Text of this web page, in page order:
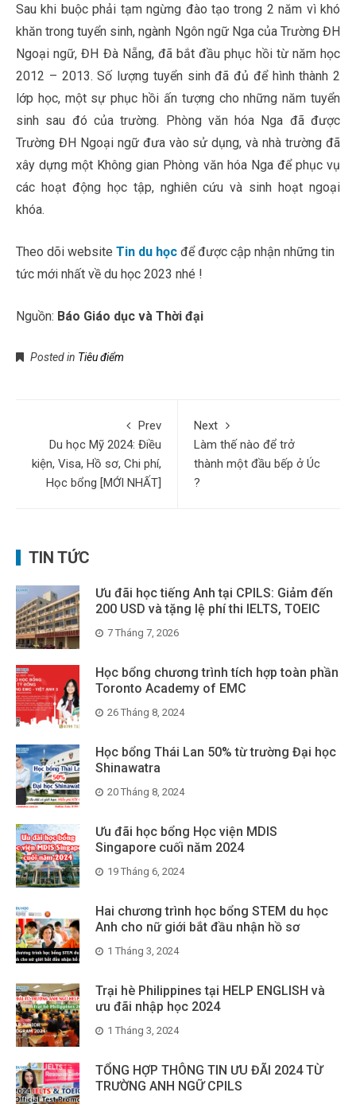
Sau khi buộc phải tạm ngừng đào tạo trong 2 năm vì khó
khăn trong tuyển sinh, ngành Ngôn ngữ Nga của Trường ĐH
Ngoại ngữ, ĐH Đà Nẵng, đã bắt đầu phục hồi từ năm học
2012 – 2013. Số lượng tuyển sinh đã đủ để hình thành 2
lớp học, một sự phục hồi ấn tượng cho những năm tuyển
sinh sau đó của trường. Phòng văn hóa Nga đã được
Trường ĐH Ngoại ngữ đưa vào sử dụng, và nhà trường đã
xây dựng một Không gian Phòng văn hóa Nga để phục vụ
các hoạt động học tập, nghiên cứu và sinh hoạt ngoại
khóa.
Theo dõi website Tin du học để được cập nhận những tin
tức mới nhất về du học 2023 nhé !
Nguồn: Báo Giáo dục và Thời đại
Posted in Tiêu điểm
Prev
Du học Mỹ 2024: Điều
kiện, Visa, Hồ sơ, Chi phí,
Học bổng [MỚI NHẤT]
Next
Làm thế nào để trở
thành một đầu bếp ở Úc
?
TIN TỨC
Ưu đãi học tiếng Anh tại CPILS: Giảm đến
200 USD và tặng lệ phí thi IELTS, TOEIC
7 Tháng 7, 2026
Học bổng chương trình tích hợp toàn phần
Toronto Academy of EMC
26 Tháng 8, 2024
Học bổng Thái Lan 50% từ trường Đại học
Shinawatra
20 Tháng 8, 2024
Ưu đãi học bổng Học viện MDIS
Singapore cuối năm 2024
19 Tháng 6, 2024
Hai chương trình học bổng STEM du học
Anh cho nữ giới bắt đầu nhận hồ sơ
1 Tháng 3, 2024
Trại hè Philippines tại HELP ENGLISH và
ưu đãi nhập học 2024
1 Tháng 3, 2024
TỔNG HỢP THÔNG TIN ƯU ĐÃI 2024 TỪ
TRƯỜNG ANH NGỮ CPILS